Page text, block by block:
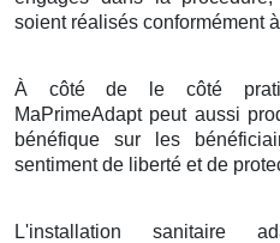
soient réalisés conformément
À côté de le côté
MaPrimeAdapt peut aussi
bénéfique sur les
sentiment de liberté et de
L'installation sanitaire